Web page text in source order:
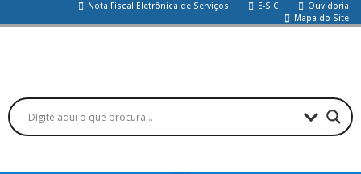
Nota Fiscal Eletrônica de Serviços E-SIC
Ouvidoria
Mapa do Site